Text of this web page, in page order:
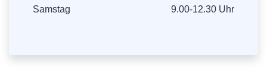
Samstag 9.00-12.30 Uhr